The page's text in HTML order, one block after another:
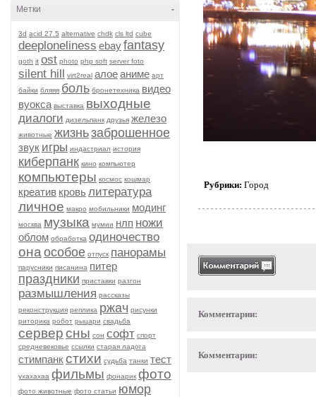
-
Метки
3d acid 27.5 alternative chdk cls ltd cube
deeploneliness ebayfantasy
goth it ost photo php soft server foto
silent hill virt2real алоеаниме арт
байки бляяя боль бронетехника видео
вуокса выставка выходные
диалоги дизельпанк друзья железо
животные жизньзаброшенное
звук игры индастриал история
киберпанк кино компьютер
компьютеры космос кошмар
креатив кровьлитература
личное макро мобильники модинг
москва музыка мумии нлп ножи
облом обработка одиночество
она особое отпуск панорамы
парусники писанина питер
праздники приставки разгон
размышления рассказы
реконструкция реплика ржач рисунки
риторика робот рыцари свадьба
серверсны сон софт спорт
средневековье ссылки старая ладога
стимпанкстихи судьба танки тест
ухахахаа фильмы фонарик фото
фото животные фото статьи юмор
Рубрики: Город
Комментарии:
Комментарии: